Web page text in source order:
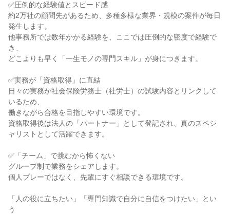
✅圧倒的な経験値とスピード感
約2万社の顧問先があるため、多種多様な業界・規模の案件が毎日
発生します。
他事務所では数年かかる経験を、ここでは圧倒的な密度で経験で
き、
どこよりも早く「一生モノの専門スキル」が身につきます。
✅実務が「資格取得」に直結
日々の実務が社会保険労務士（社労士）の試験内容とリンクして
いるため、
働きながら合格を目指しやすい環境です。
資格取得後は法人の「パートナー」として登記され、真のスペシ
ャリストとして活躍できます。
✅「チーム」で挑むから怖くない
グループ制で業務をシェアします。
個人プレーではなく、先輩にすぐ相談できる環境です。
「人の役に立ちたい」「専門知識で自分に自信をつけたい」とい
う